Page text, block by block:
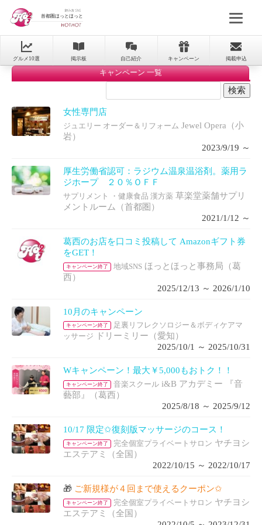
首都圏ほっとほっと
グルメ10選 掲示板 自己紹介 キャンペーン 掲載申込
キャンペーン 一覧
女性専門店
ジュエリー オーダー＆リフォーム Jewel Opera（小
岩）
2023/9/19 ～
厚生労働省認可：ラジウム温泉温浴剤。薬用ラ
ジホープ ２０％ＯＦＦ
サプリメント ・健康食品 漢方薬 草楽堂薬舗サプリ
メントルーム（首都圏）
2021/1/12 ～
葛西のお店を口コミ投稿して Amazonギフト券
をGET！
キャンペーン終了 地域SNS ほっとほっと事務局（葛
西）
2025/12/13 ～ 2026/1/10
10月のキャンペーン
キャンペーン終了
足裏リフレクソロジー＆ボディケアマ
ッサージ
ドリーミリー（愛知）
2025/10/1 ～ 2025/10/31
Wキャンペーン！最大￥5,000もおトク！！
キャンペーン終了 音楽スクール i&B アカデミー 『音
藝部』（葛西）
2025/8/18 ～ 2025/9/12
10/17 限定✩復刻版マッサージのコース！
キャンペーン終了 完全個室プライベートサロン ヤチヨシ
エステアミ（全国）
2022/10/15 ～ 2022/10/17
🎁 ご新規様が４回まで使えるクーポン✩
キャンペーン終了 完全個室プライベートサロン ヤチヨシ
エステアミ（全国）